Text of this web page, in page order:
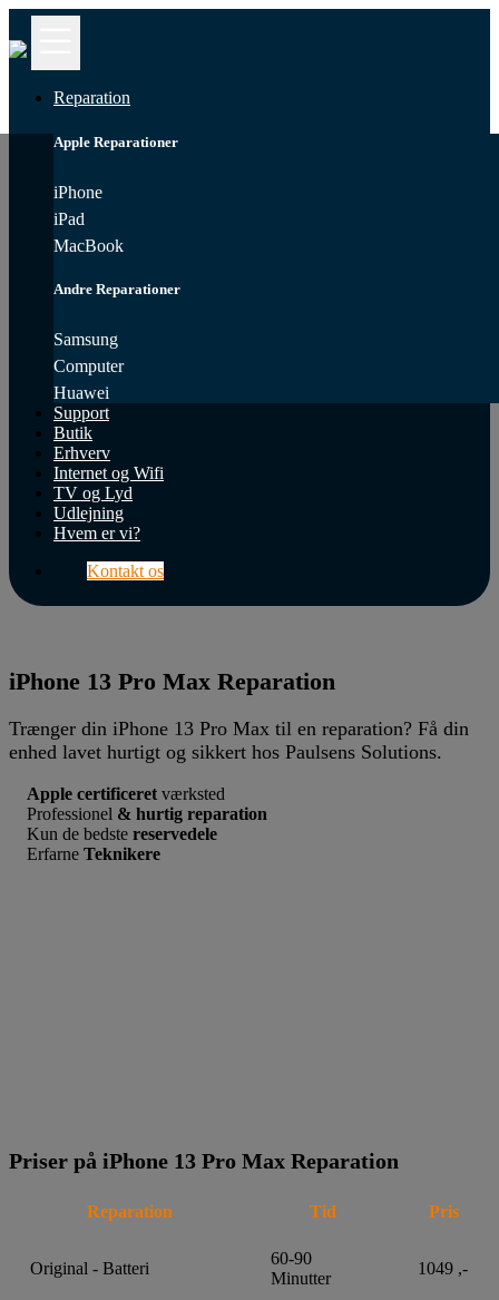
Reparation
Apple Reparationer
iPhone
iPad
MacBook
Andre Reparationer
Samsung
Computer
Huawei
Support
Butik
Erhverv
Internet og Wifi
TV og Lyd
Udlejning
Hvem er vi?
Kontakt os
Kontakt
iPhone
Reparation
Reparation
Reparation
Huawei
Reparation
Butik
Erhverv
&
Wifi
TV
&
Lyd
Hvem
er
iPhone 13 Pro Max Reparation
Trænger din iPhone 13 Pro Max til en reparation? Få din
enhed lavet hurtigt og sikkert hos Paulsens Solutions.
Apple certificeret værksted
Professionel & hurtig reparation
Kun de bedste reservedele
Erfarne Teknikere
Priser på iPhone 13 Pro Max Reparation
Reparation Tid Pris
Original - Batteri
60-90
Minutter
1049 ,-